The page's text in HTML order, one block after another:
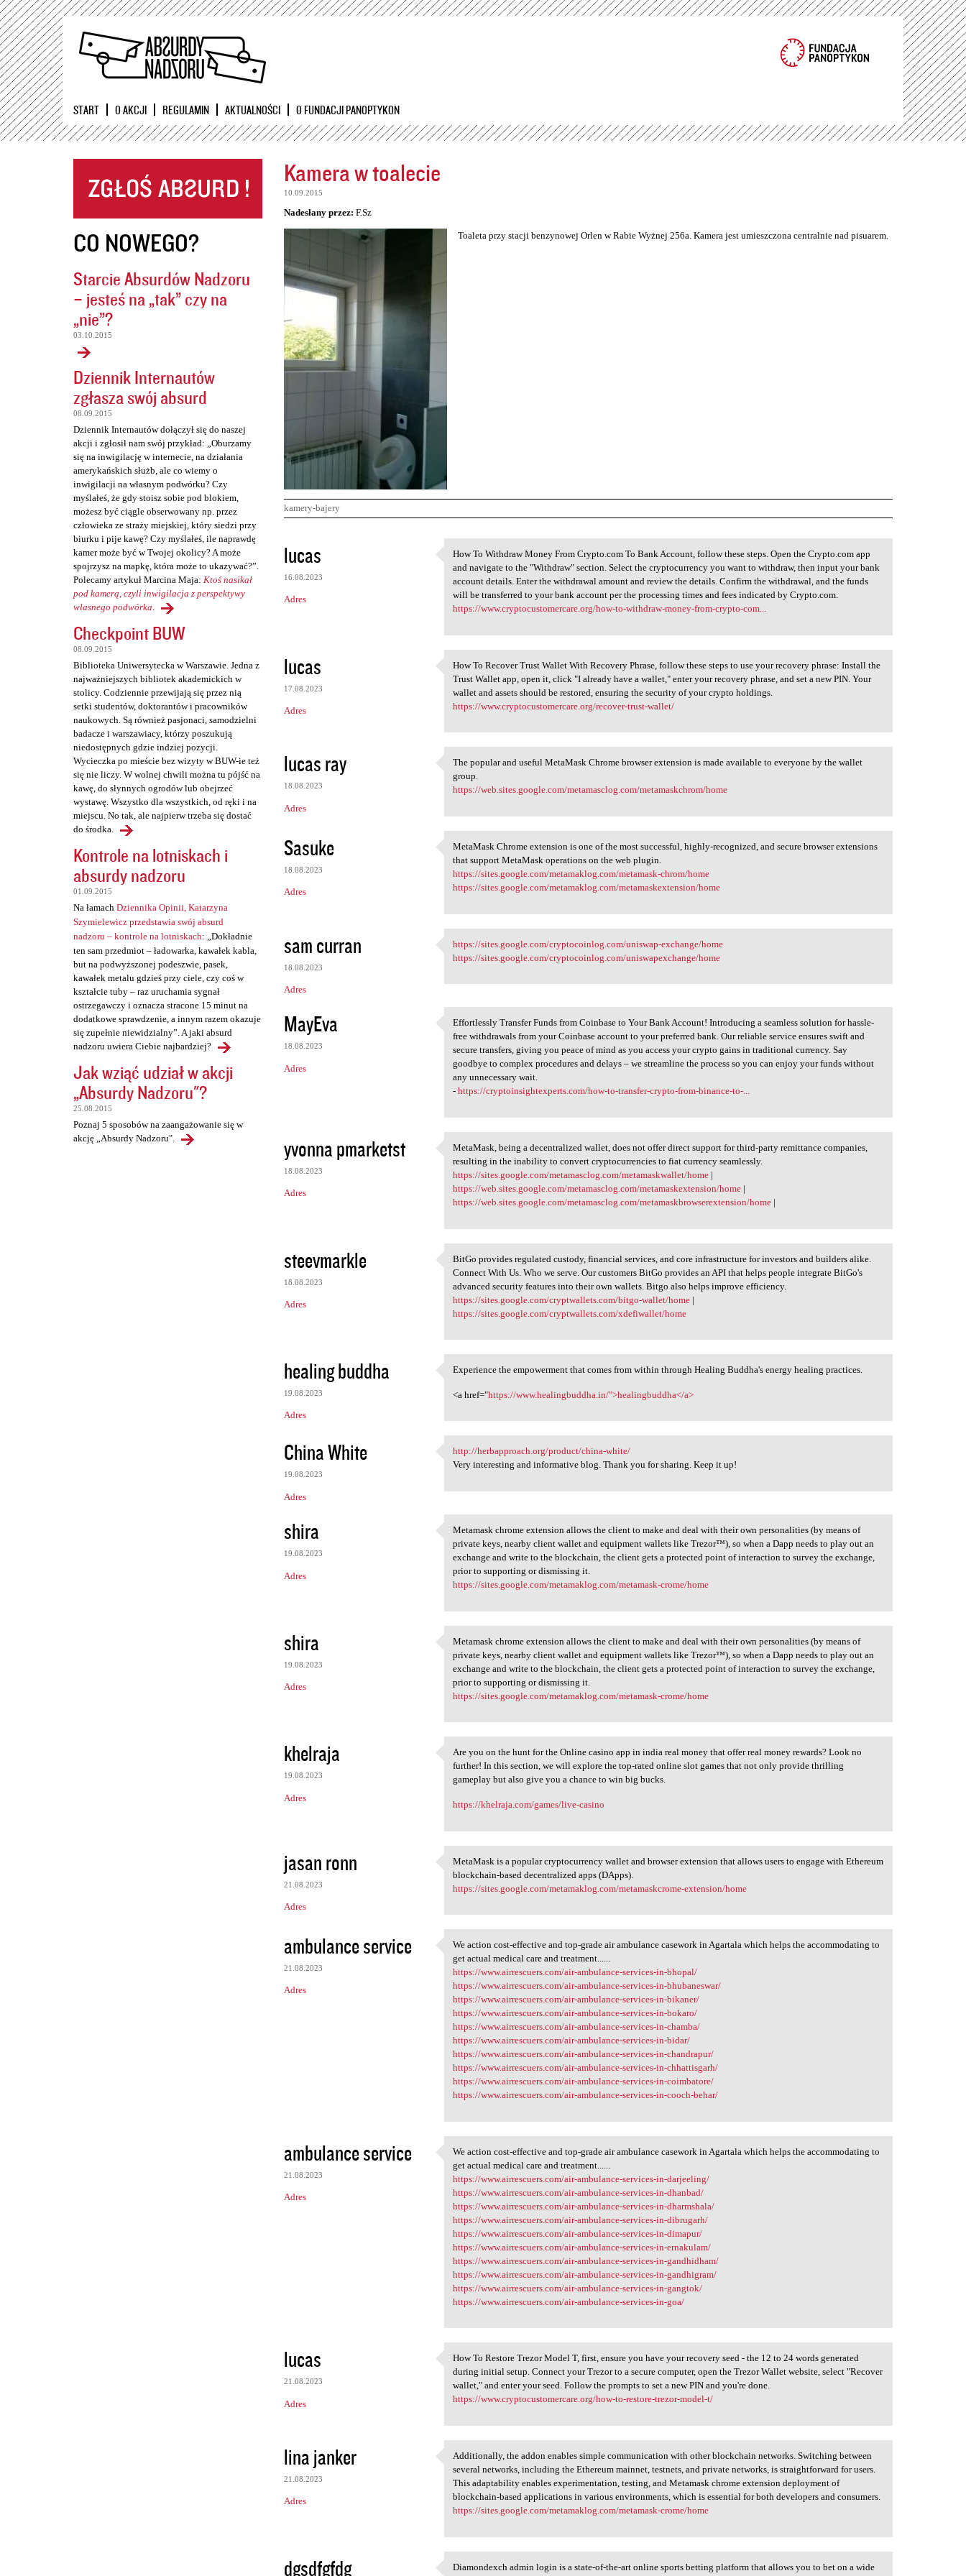
Przejdź
START O AKCJI REGULAMIN AKTUALNOŚCI O FUNDACJI PANOPTYKON
CO NOWEGO?
Starcie Absurdów Nadzoru
– jesteś na „tak” czy na
„nie”?
03.10.2015
Dziennik Internautów
zgłasza swój absurd
08.09.2015
Dziennik Internautów dołączył się do naszej
akcji i zgłosił nam swój przykład: „Oburzamy
się na inwigilację w internecie, na działania
amerykańskich służb, ale co wiemy o
inwigilacji na własnym podwórku? Czy
myślałeś, że gdy stoisz sobie pod blokiem,
możesz być ciągle obserwowany np. przez
człowieka ze straży miejskiej, który siedzi przy
biurku i pije kawę? Czy myślałeś, ile naprawdę
kamer może być w Twojej okolicy? A może
spojrzysz na mapkę, która może to ukazywać?”.
Polecamy artykuł Marcina Maja: Ktoś nasikał
pod kamerą, czyli inwigilacja z perspektywy
własnego podwórka.
Checkpoint BUW
08.09.2015
Biblioteka Uniwersytecka w Warszawie. Jedna z
najważniejszych bibliotek akademickich w
stolicy. Codziennie przewijają się przez nią
setki studentów, doktorantów i pracowników
naukowych. Są również pasjonaci, samodzielni
badacze i warszawiacy, którzy poszukują
niedostępnych gdzie indziej pozycji.
Wycieczka po mieście bez wizyty w BUW-ie też
się nie liczy. W wolnej chwili można tu pójść na
kawę, do słynnych ogrodów lub obejrzeć
wystawę. Wszystko dla wszystkich, od ręki i na
miejscu. No tak, ale najpierw trzeba się dostać
do środka.
Kontrole na lotniskach i
absurdy nadzoru
01.09.2015
Na łamach Dziennika Opinii, Katarzyna
Szymielewicz przedstawia swój absurd
nadzoru – kontrole na lotniskach: „Dokładnie
ten sam przedmiot – ładowarka, kawałek kabla,
but na podwyższonej podeszwie, pasek,
kawałek metalu gdzieś przy ciele, czy coś w
kształcie tuby – raz uruchamia sygnał
ostrzegawczy i oznacza stracone 15 minut na
dodatkowe sprawdzenie, a innym razem okazuje
się zupełnie niewidzialny”. A jaki absurd
nadzoru uwiera Ciebie najbardziej?
Jak wziąć udział w akcji
„Absurdy Nadzoru"?
25.08.2015
Poznaj 5 sposobów na zaangażowanie się w
akcję „Absurdy Nadzoru".
Kamera w toalecie
10.09.2015
Nadesłany przez: F.Sz
Toaleta przy stacji benzynowej Orlen w Rabie Wyżnej 256a. Kamera jest umieszczona centralnie nad pisuarem.
kamery-bajery
K
o
m
e
a
r
z
lucas
16.08.2023
Adres
How To Withdraw Money From
How To Withdraw Money From Crypto.com To Bank Account, follow these steps. Open the Crypto.com app
and navigate to the "Withdraw" section. Select the cryptocurrency you want to withdraw, then input your bank
account details. Enter the withdrawal amount and review the details. Confirm the withdrawal, and the funds
will be transferred to your bank account per the processing times and fees indicated by Crypto.com.
https://www.cryptocustomercare.org/how-to-withdraw-money-from-crypto-com...
lucas
17.08.2023
Adres
How To Recover Trust Wallet
How To Recover Trust Wallet With Recovery Phrase, follow these steps to use your recovery phrase: Install the
Trust Wallet app, open it, click "I already have a wallet," enter your recovery phrase, and set a new PIN. Your
wallet and assets should be restored, ensuring the security of your crypto holdings.
https://www.cryptocustomercare.org/recover-trust-wallet/
lucas ray
18.08.2023
Adres
The popular and useful
The popular and useful MetaMask Chrome browser extension is made available to everyone by the wallet
group.
https://web.sites.google.com/metamasclog.com/metamaskchrom/home
Sasuke
18.08.2023
Adres
MetaMask Chrome extension is
MetaMask Chrome extension is one of the most successful, highly-recognized, and secure browser extensions
that support MetaMask operations on the web plugin.
https://sites.google.com/metamaklog.com/metamask-chrom/home
https://sites.google.com/metamaklog.com/metamaskextension/home
sam curran
18.08.2023
Adres
https://sites.google.com
https://sites.google.com/cryptocoinlog.com/uniswap-exchange/home
https://sites.google.com/cryptocoinlog.com/uniswapexchange/home
MayEva
18.08.2023
Adres
Effortlessly Transfer Funds
Effortlessly Transfer Funds from Coinbase to Your Bank Account! Introducing a seamless solution for hassle-
free withdrawals from your Coinbase account to your preferred bank. Our reliable service ensures swift and
secure transfers, giving you peace of mind as you access your crypto gains in traditional currency. Say
goodbye to complex procedures and delays – we streamline the process so you can enjoy your funds without
any unnecessary wait.
-https://cryptoinsightexperts.com/how-to-transfer-crypto-from-binance-to-...
yvonna pmarketst
18.08.2023
Adres
MetaMask, being a
MetaMask, being a decentralized wallet, does not offer direct support for third-party remittance companies,
resulting in the inability to convert cryptocurrencies to fiat currency seamlessly.
https://sites.google.com/metamasclog.com/metamaskwallet/home |
https://web.sites.google.com/metamasclog.com/metamaskextension/home |
https://web.sites.google.com/metamasclog.com/metamaskbrowserextension/home |
steevmarkle
18.08.2023
Adres
BitGo provides regulated
BitGo provides regulated custody, financial services, and core infrastructure for investors and builders alike.
Connect With Us. Who we serve. Our customers BitGo provides an API that helps people integrate BitGo's
advanced security features into their own wallets. Bitgo also helps improve efficiency.
https://sites.google.com/cryptwallets.com/bitgo-wallet/home |
https://sites.google.com/cryptwallets.com/xdefiwallet/home
healing buddha
19.08.2023
Adres
Experience the empowerment
Experience the empowerment that comes from within through Healing Buddha's energy healing practices.
<a href="https://www.healingbuddha.in/">healingbuddha</a>
China White
19.08.2023
Adres
http://herbapproach.org
http://herbapproach.org/product/china-white/
Very interesting and informative blog. Thank you for sharing. Keep it up!
shira
19.08.2023
Adres
Metamask chrome extension
Metamask chrome extension allows the client to make and deal with their own personalities (by means of
private keys, nearby client wallet and equipment wallets like Trezor™), so when a Dapp needs to play out an
exchange and write to the blockchain, the client gets a protected point of interaction to survey the exchange,
prior to supporting or dismissing it.
https://sites.google.com/metamaklog.com/metamask-crome/home
shira
19.08.2023
Adres
Metamask chrome extension
Metamask chrome extension allows the client to make and deal with their own personalities (by means of
private keys, nearby client wallet and equipment wallets like Trezor™), so when a Dapp needs to play out an
exchange and write to the blockchain, the client gets a protected point of interaction to survey the exchange,
prior to supporting or dismissing it.
https://sites.google.com/metamaklog.com/metamask-crome/home
khelraja
19.08.2023
Adres
Are you on the hunt for the
Are you on the hunt for the Online casino app in india real money that offer real money rewards? Look no
further! In this section, we will explore the top-rated online slot games that not only provide thrilling
gameplay but also give you a chance to win big bucks.
https://khelraja.com/games/live-casino
jasan ronn
21.08.2023
Adres
MetaMask is a popular
MetaMask is a popular cryptocurrency wallet and browser extension that allows users to engage with Ethereum
blockchain-based decentralized apps (DApps).
https://sites.google.com/metamaklog.com/metamaskcrome-extension/home
ambulance service
21.08.2023
Adres
We action cost-effective and
We action cost-effective and top-grade air ambulance casework in Agartala which helps the accommodating to
get actual medical care and treatment......
https://www.airrescuers.com/air-ambulance-services-in-bhopal/
https://www.airrescuers.com/air-ambulance-services-in-bhubaneswar/
https://www.airrescuers.com/air-ambulance-services-in-bikaner/
https://www.airrescuers.com/air-ambulance-services-in-bokaro/
https://www.airrescuers.com/air-ambulance-services-in-chamba/
https://www.airrescuers.com/air-ambulance-services-in-bidar/
https://www.airrescuers.com/air-ambulance-services-in-chandrapur/
https://www.airrescuers.com/air-ambulance-services-in-chhattisgarh/
https://www.airrescuers.com/air-ambulance-services-in-coimbatore/
https://www.airrescuers.com/air-ambulance-services-in-cooch-behar/
ambulance service
21.08.2023
Adres
We action cost-effective and
We action cost-effective and top-grade air ambulance casework in Agartala which helps the accommodating to
get actual medical care and treatment......
https://www.airrescuers.com/air-ambulance-services-in-darjeeling/
https://www.airrescuers.com/air-ambulance-services-in-dhanbad/
https://www.airrescuers.com/air-ambulance-services-in-dharmshala/
https://www.airrescuers.com/air-ambulance-services-in-dibrugarh/
https://www.airrescuers.com/air-ambulance-services-in-dimapur/
https://www.airrescuers.com/air-ambulance-services-in-ernakulam/
https://www.airrescuers.com/air-ambulance-services-in-gandhidham/
https://www.airrescuers.com/air-ambulance-services-in-gandhigram/
https://www.airrescuers.com/air-ambulance-services-in-gangtok/
https://www.airrescuers.com/air-ambulance-services-in-goa/
lucas
21.08.2023
Adres
How To Restore Trezor Model T
How To Restore Trezor Model T, first, ensure you have your recovery seed - the 12 to 24 words generated
during initial setup. Connect your Trezor to a secure computer, open the Trezor Wallet website, select "Recover
wallet," and enter your seed. Follow the prompts to set a new PIN and you're done.
https://www.cryptocustomercare.org/how-to-restore-trezor-model-t/
lina janker
21.08.2023
Adres
Additionally, the addon
Additionally, the addon enables simple communication with other blockchain networks. Switching between
several networks, including the Ethereum mainnet, testnets, and private networks, is straightforward for users.
This adaptability enables experimentation, testing, and Metamask chrome extension deployment of
blockchain-based applications in various environments, which is essential for both developers and consumers.
https://sites.google.com/metamaklog.com/metamask-crome/home
dgsdfgfdg
Diamondexch admin login is a state-of-the-art online sports betting platform that allows you to bet on a wide